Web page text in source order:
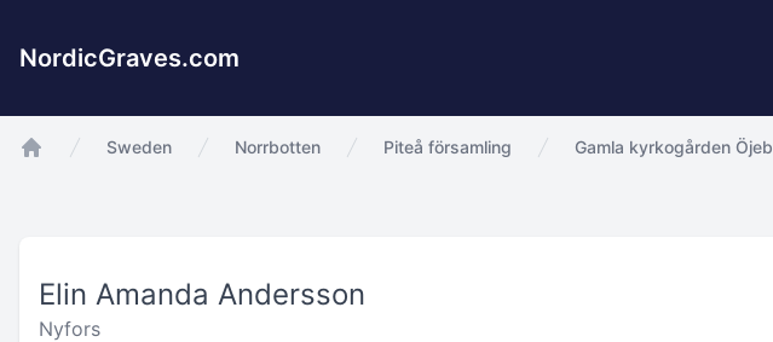
NordicGraves.com
Sweden Norrbotten Piteå församling Gamla kyrkogården
Elin Amanda Andersson
Nyfors